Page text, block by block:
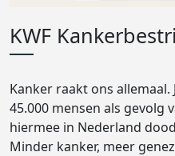
KWF
Kanker raakt ons
45.000 mensen als gevolg
hiermee in Nederland
Minder kanker, meer